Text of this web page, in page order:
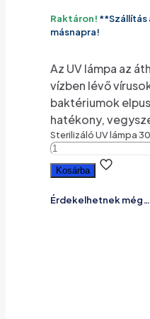
Raktáron! **Szállítás
másnapra!
Az UV lámpa az
vízben lévő
baktériumok
hatékony,
Sterilizáló UV lámpa
Kosárba
Érdekelhetnek még…